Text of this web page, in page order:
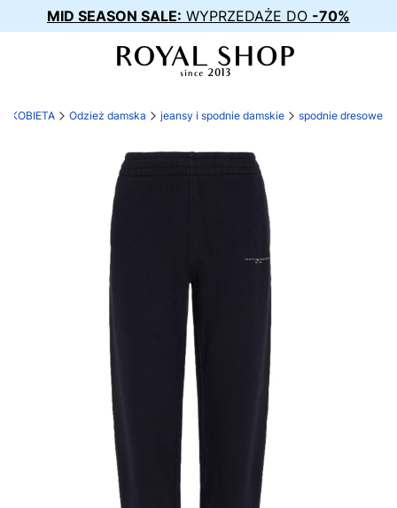
MID SEASON SALE: WYPRZEDAŻE DO -70%
KOBIETA Odzież damska jeansy i spodnie damskie spodnie dresowe